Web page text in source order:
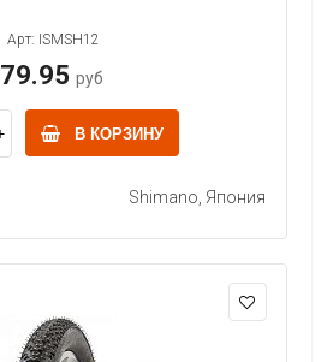
Арт: ISMSH12
79.95 руб
В КОРЗИНУ
Shimano, Япония